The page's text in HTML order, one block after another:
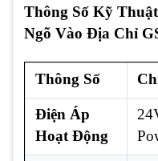
Thông Số Kỹ
Ngõ Vào Địa Chỉ
Thông Số
Điện Áp
Hoạt Động